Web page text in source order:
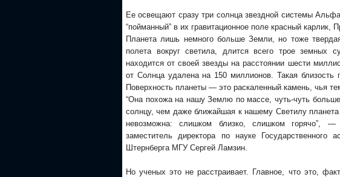
Ее освещают сразу три солнца звездной системы
“пойманный” в их гравитационное поле красный карлик,
Планета лишь немного больше Земли, но тоже
полета вокруг светила, длится всего трое земных
находится от своей звезды на расстоянии шести
от Солнца удалена на 150 миллионов. Такая близость
Поверхность планеты — это раскаленный камень, чья
“Она похожа на нашу Землю по массе, чуть-чуть
солнцу, чем даже ближайшая к нашему Светилу
невозможна: слишком близко, слишком горячо”, —
заместитель директора по науке Государственного
Штернберга МГУ Сергей Ламзин.
Но ученых это не расстраивает. Главное, что это,